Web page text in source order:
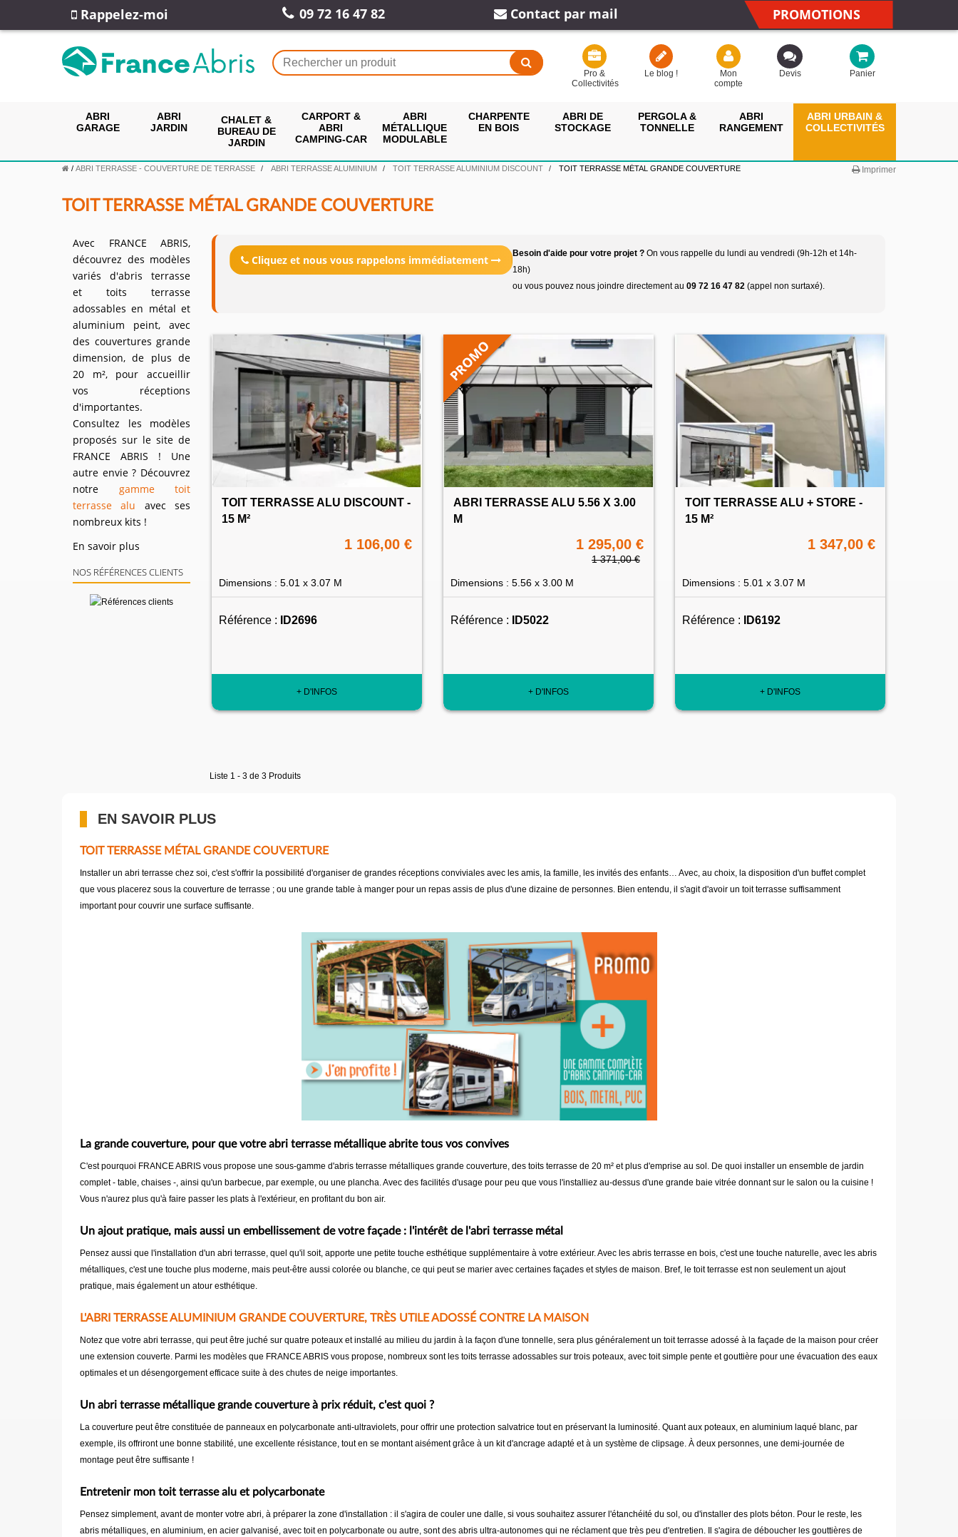
Rappelez-moi 09 72 16 47 82 Contact par mail PROMOTIONS
Pro &
Collectivités
Le blog !
Mon
compte
Devis Panier
ABRI
GARAGE
ABRI
JARDIN
CHALET &
BUREAU DE
JARDIN
CARPORT &
ABRI
CAMPING-CAR
ABRI
MÉTALLIQUE
MODULABLE
CHARPENTE
EN BOIS
ABRI DE
STOCKAGE
PERGOLA &
TONNELLE
ABRI
RANGEMENT
ABRI URBAIN &
COLLECTIVITÉS
/ ABRI TERRASSE - COUVERTURE DE TERRASSE ABRI TERRASSE ALUMINIUM TOIT TERRASSE ALUMINIUM DISCOUNT TOIT TERRASSE MÉTAL GRANDE COUVERTURE Imprimer
TOIT TERRASSE MÉTAL GRANDE COUVERTURE
Avec FRANCE ABRIS,
découvrez des modèles
variés d'abris terrasse
et toits terrasse
adossables en métal et
aluminium peint, avec
des couvertures grande
dimension, de plus de
20 m², pour accueillir
vos réceptions
d'importantes.
Consultez les modèles
proposés sur le site de
FRANCE ABRIS ! Une
autre envie ? Découvrez
notre gamme toit
terrasse alu avec ses
nombreux kits !
En savoir plus
NOS RÉFÉRENCES CLIENTS
Cliquez et nous vous rappelons immédiatement Besoin d'aide pour votre projet ? On vous rappelle du lundi au vendredi (9h-12h et 14h-
18h)
ou vous pouvez nous joindre directement au 09 72 16 47 82 (appel non surtaxé).
TOIT TERRASSE ALU DISCOUNT -
15 M²
1 106,00 €
Dimensions : 5.01 x 3.07 M
Référence : ID2696
+ D'INFOS
ABRI TERRASSE ALU 5.56 X 3.00
M
1 295,00 €
1 371,00 €
Dimensions : 5.56 x 3.00 M
Référence : ID5022
+ D'INFOS
TOIT TERRASSE ALU + STORE -
15 M²
1 347,00 €
Dimensions : 5.01 x 3.07 M
Référence : ID6192
+ D'INFOS
Liste 1 - 3 de 3 Produits
EN SAVOIR PLUS
TOIT TERRASSE MÉTAL GRANDE COUVERTURE
Installer un abri terrasse chez soi, c'est s'offrir la possibilité d'organiser de grandes réceptions conviviales avec les amis, la famille, les invités des enfants… Avec, au choix, la disposition d'un buffet complet
que vous placerez sous la couverture de terrasse ; ou une grande table à manger pour un repas assis de plus d'une dizaine de personnes. Bien entendu, il s'agit d'avoir un toit terrasse suffisamment
important pour couvrir une surface suffisante.
La grande couverture, pour que votre abri terrasse métallique abrite tous vos convives
C'est pourquoi FRANCE ABRIS vous propose une sous-gamme d'abris terrasse métalliques grande couverture, des toits terrasse de 20 m² et plus d'emprise au sol. De quoi installer un ensemble de jardin
complet - table, chaises -, ainsi qu'un barbecue, par exemple, ou une plancha. Avec des facilités d'usage pour peu que vous l'installiez au-dessus d'une grande baie vitrée donnant sur le salon ou la cuisine !
Vous n'aurez plus qu'à faire passer les plats à l'extérieur, en profitant du bon air.
Un ajout pratique, mais aussi un embellissement de votre façade : l'intérêt de l'abri terrasse métal
Pensez aussi que l'installation d'un abri terrasse, quel qu'il soit, apporte une petite touche esthétique supplémentaire à votre extérieur. Avec les abris terrasse en bois, c'est une touche naturelle, avec les abris
métalliques, c'est une touche plus moderne, mais peut-être aussi colorée ou blanche, ce qui peut se marier avec certaines façades et styles de maison. Bref, le toit terrasse est non seulement un ajout
pratique, mais également un atour esthétique.
L'ABRI TERRASSE ALUMINIUM GRANDE COUVERTURE, TRÈS UTILE ADOSSÉ CONTRE LA MAISON
Notez que votre abri terrasse, qui peut être juché sur quatre poteaux et installé au milieu du jardin à la façon d'une tonnelle, sera plus généralement un toit terrasse adossé à la façade de la maison pour créer
une extension couverte. Parmi les modèles que FRANCE ABRIS vous propose, nombreux sont les toits terrasse adossables sur trois poteaux, avec toit simple pente et gouttière pour une évacuation des eaux
optimales et un désengorgement efficace suite à des chutes de neige importantes.
Un abri terrasse métallique grande couverture à prix réduit, c'est quoi ?
La couverture peut être constituée de panneaux en polycarbonate anti-ultraviolets, pour offrir une protection salvatrice tout en préservant la luminosité. Quant aux poteaux, en aluminium laqué blanc, par
exemple, ils offriront une bonne stabilité, une excellente résistance, tout en se montant aisément grâce à un kit d'ancrage adapté et à un système de clipsage. À deux personnes, une demi-journée de
montage peut être suffisante !
Entretenir mon toit terrasse alu et polycarbonate
Pensez simplement, avant de monter votre abri, à préparer la zone d'installation : il s'agira de couler une dalle, si vous souhaitez assurer l'étanchéité du sol, ou d'installer des plots béton. Pour le reste, les
abris métalliques, en aluminium, en acier galvanisé, avec toit en polycarbonate ou autre, sont des abris ultra-autonomes qui ne réclament que très peu d'entretien. Il s'agira de déboucher les gouttières de